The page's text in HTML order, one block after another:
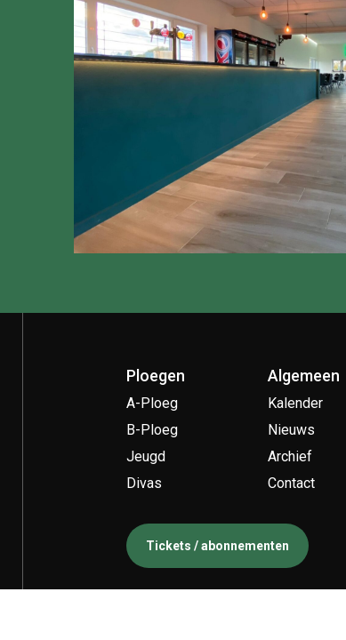
Ploegen
A-Ploeg
B-Ploeg
Jeugd
Divas
Algemeen
Kalender
Nieuws
Archief
Contact
Tickets / abonnementen